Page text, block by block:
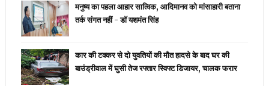
मनुष्य का पहला आहार सात्विक, आदिमानव को मांसाहारी बताना
तर्क संगत नहीं - डॉ यशमंत सिंह
कार की टक्कर से दो युवतियों की मौत हादसे के बाद घर की
बाउंड्रीवाल में घुसी तेज रफ्तार स्विफ्ट डिजायर, चालक फरार